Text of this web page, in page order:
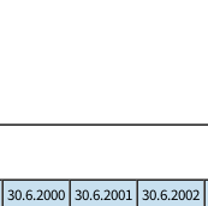
30.6.2000 30.6.2001 30.6.2002